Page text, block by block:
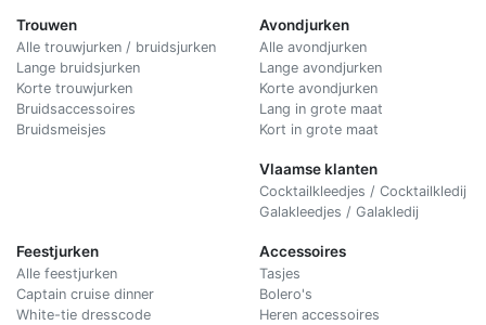
Trouwen
Alle trouwjurken / bruidsjurken
Lange bruidsjurken
Korte trouwjurken
Bruidsaccessoires
Bruidsmeisjes
Avondjurken
Alle avondjurken
Lange avondjurken
Korte avondjurken
Lang in grote maat
Kort in grote maat
Vlaamse klanten
Cocktailkleedjes / Cocktailkledij
Galakleedjes / Galakledij
Feestjurken
Alle feestjurken
Captain cruise dinner
White-tie dresscode
Accessoires
Tasjes
Bolero's
Heren accessoires